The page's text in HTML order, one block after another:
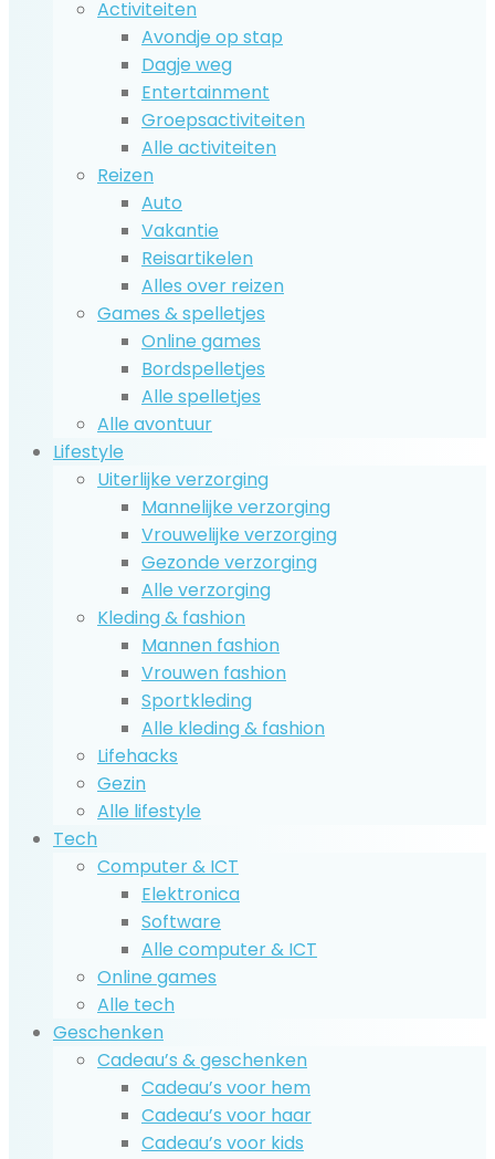
Activiteiten
Avondje op stap
Dagje weg
Entertainment
Groepsactiviteiten
Alle activiteiten
Reizen
Auto
Vakantie
Reisartikelen
Alles over reizen
Games & spelletjes
Online games
Bordspelletjes
Alle spelletjes
Alle avontuur
Lifestyle
Uiterlijke verzorging
Mannelijke verzorging
Vrouwelijke verzorging
Gezonde verzorging
Alle verzorging
Kleding & fashion
Mannen fashion
Vrouwen fashion
Sportkleding
Alle kleding & fashion
Lifehacks
Gezin
Alle lifestyle
Tech
Computer & ICT
Elektronica
Software
Alle computer & ICT
Online games
Alle tech
Geschenken
Cadeau’s & geschenken
Cadeau’s voor hem
Cadeau’s voor haar
Cadeau’s voor kids